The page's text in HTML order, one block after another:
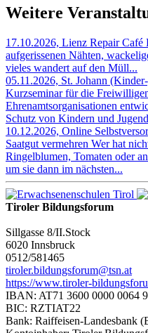
Weitere
17.10.2026, Lienz Repair Café
aufgerissenen Nähten,
vieles wandert auf den Müll...
05.11.2026, St. Johann
Kurzseminar für die
Ehrenamtsorganisationen
Schutz von Kindern und
10.12.2026, Online
Saatgut vermehren Wer hat
Ringelblumen, Tomaten oder
um sie dann im nächsten...
Tiroler Bildungsforum
Sillgasse 8/II.Stock
6020 Innsbruck
0512/581465
tiroler.bildungsforum@tsn.at
https://www.tiroler-
IBAN: AT71 3600 0000 0064
BIC: RZTIAT22
Bank: Raiffeisen-Landesbank